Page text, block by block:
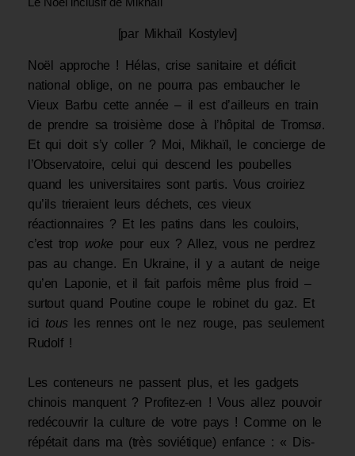
[par Mikhaïl Kostylev]
Noël approche ! Hélas, crise sanitaire et déficit
national oblige, on ne pourra pas embaucher le
Vieux Barbu cette année – il est d’ailleurs en train
de prendre sa troisième dose à l’hôpital de Tromsø.
Et qui doit s’y coller ? Moi, Mikhaïl, le concierge de
l’Observatoire, celui qui descend les poubelles
quand les universitaires sont partis. Vous croiriez
qu’ils trieraient leurs déchets, ces vieux
réactionnaires ? Et les patins dans les couloirs,
c’est trop woke pour eux ? Allez, vous ne perdrez
pas au change. En Ukraine, il y a autant de neige
qu’en Laponie, et il fait parfois même plus froid –
surtout quand Poutine coupe le robinet du gaz. Et
ici tous les rennes ont le nez rouge, pas seulement
Rudolf !
Les conteneurs ne passent plus, et les gadgets
chinois manquent ? Profitez-en ! Vous allez pouvoir
redécouvrir la culture de votre pays ! Comme on le
répétait dans ma (très soviétique) enfance : « Dis-